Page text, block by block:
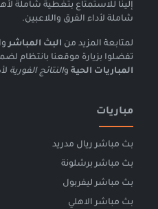
إلينا للاستمتاع بتغطية شاملة
شاملة لأداء الفرق واللاعبين.
لمتابعة المزيد من البث المباشر
تفضلوا بزيارة موقعنا بانتظام
المباريات الحية والنتائج الفورية
مباريات
بث مباشر ريال مدريد
بث مباشر برشلونة
بث مباشر ليفربول
بث مباشر الاهلي